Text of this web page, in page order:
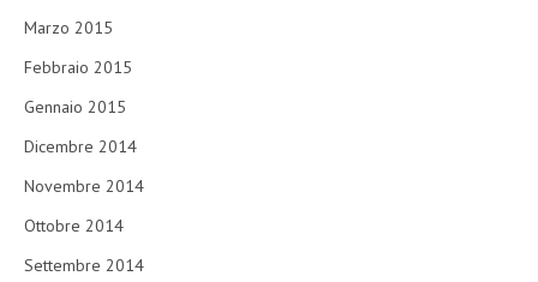
Marzo 2015
Febbraio 2015
Gennaio 2015
Dicembre 2014
Novembre 2014
Ottobre 2014
Settembre 2014